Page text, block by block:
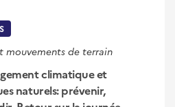
mouvements de terrain
climatique et
naturels: prévenir,